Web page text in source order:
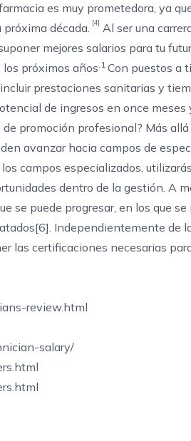
es muy prometedora, ya
década. [4] Al ser una
mejores salarios para tu
próximos años.1 Con puestos a
prestaciones sanitarias y
de ingresos en once meses
promoción profesional? Más
avanzar hacia campos de
campos especializados,
dentro de la gestión. A
se puede progresar, en los que se
Independientemente de
las certificaciones necesarias
review.html
salary/